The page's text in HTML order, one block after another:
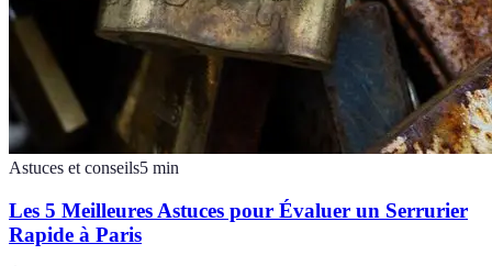
Astuces et conseils5 min
Les 5 Meilleures Astuces pour Évaluer un Serrurier
Rapide à Paris